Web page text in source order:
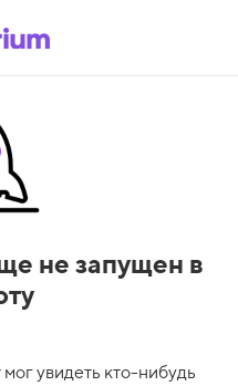
не запущен в
увидеть кто-нибудь